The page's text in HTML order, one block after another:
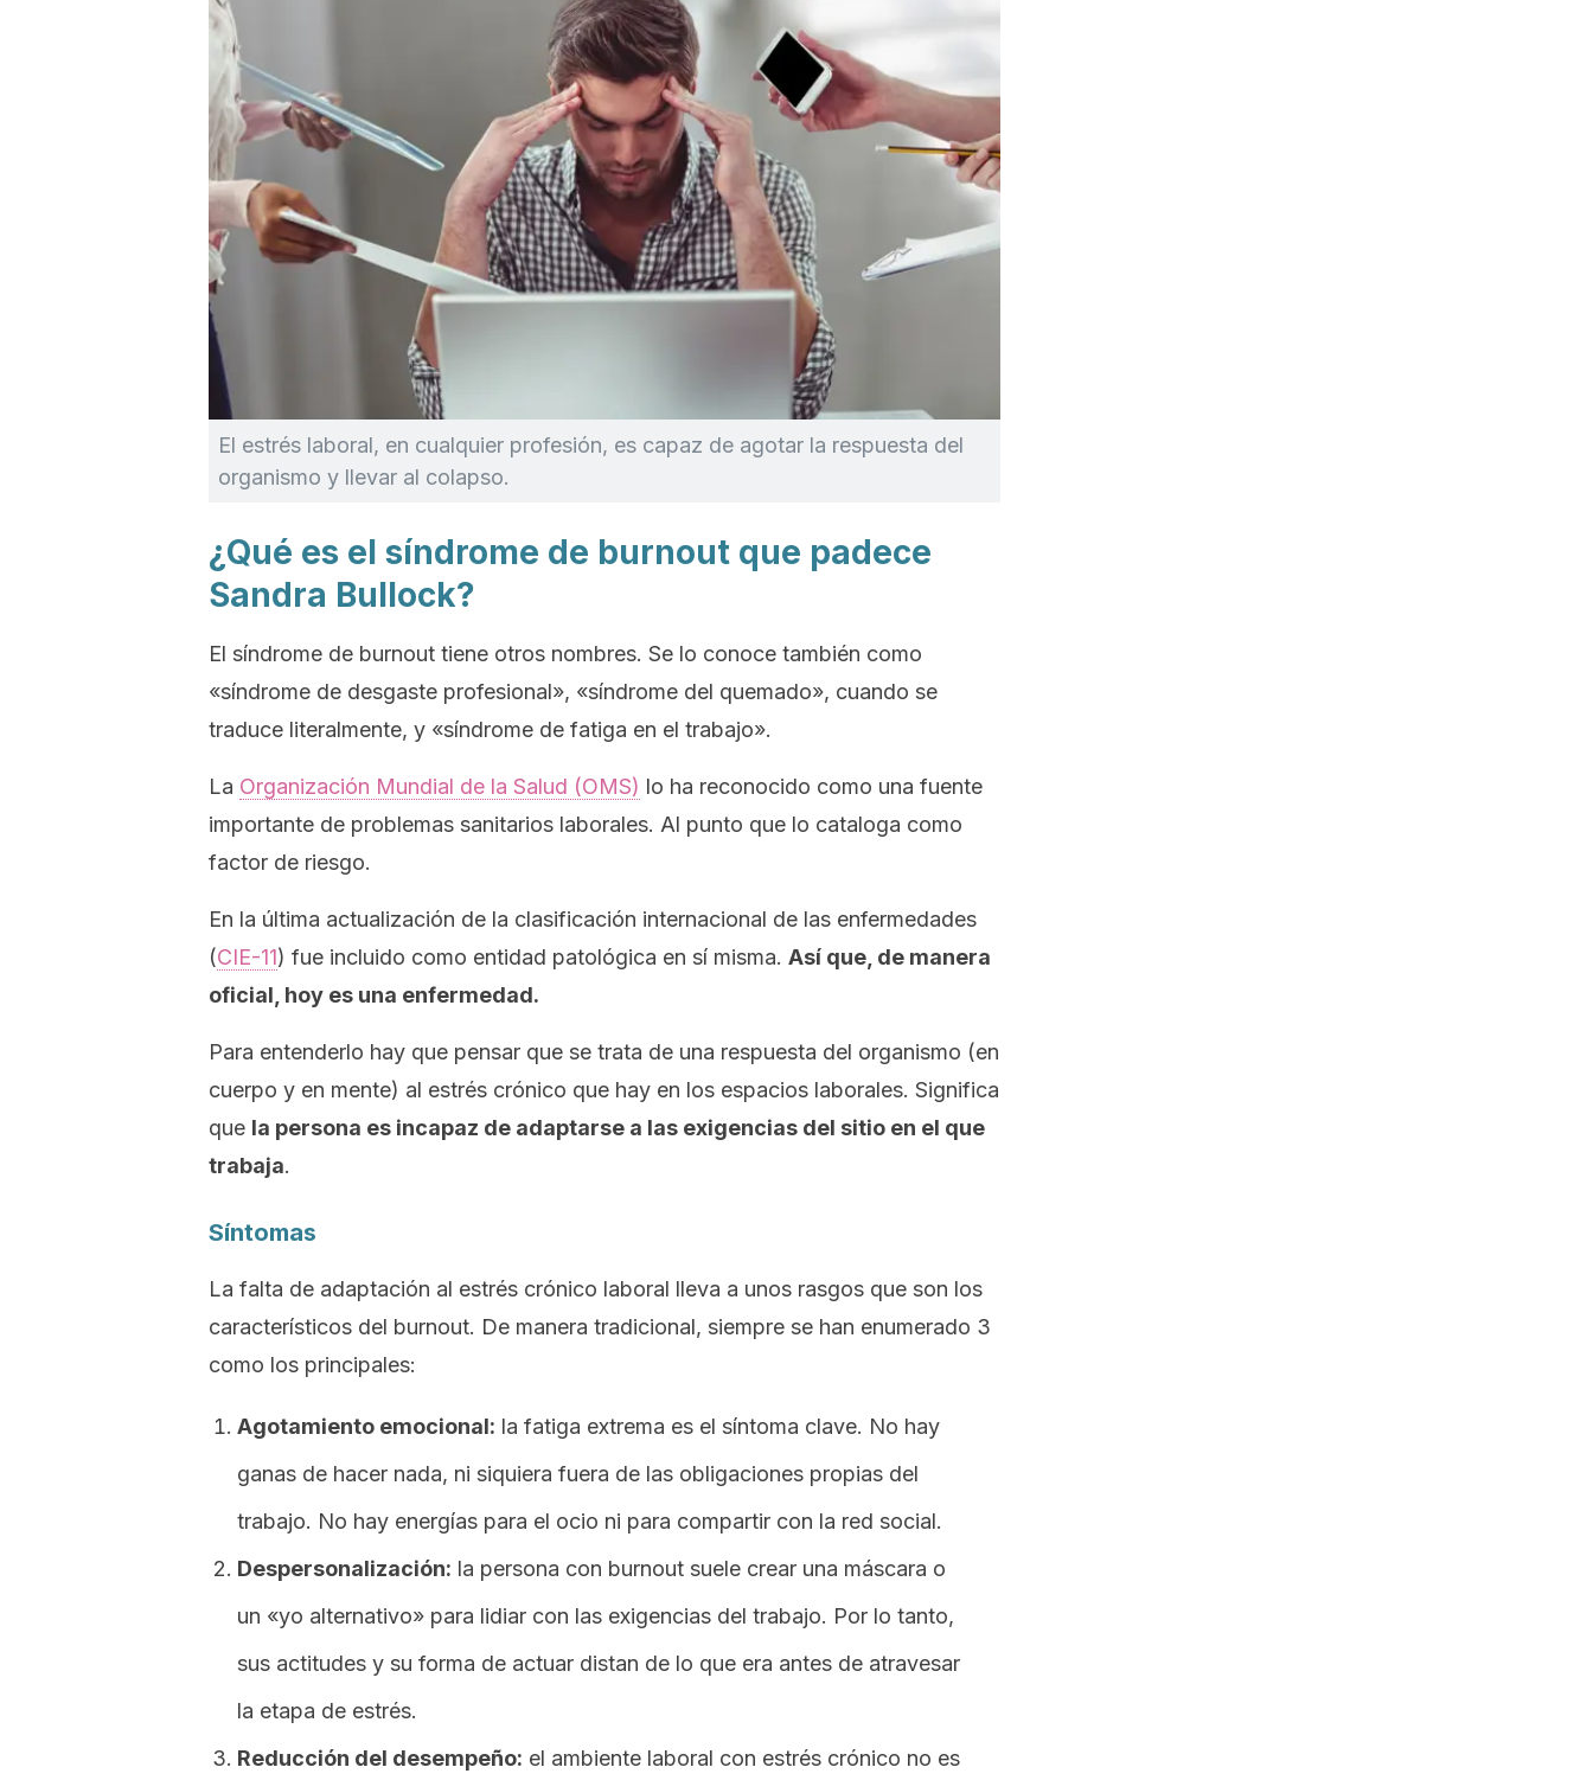
El estrés laboral, en cualquier profesión, es capaz de agotar la respuesta del
organismo y llevar al colapso.
¿Qué es el síndrome de burnout que padece
Sandra Bullock?
El síndrome de burnout tiene otros nombres. Se lo conoce también como
«síndrome de desgaste profesional», «síndrome del quemado», cuando se
traduce literalmente, y «síndrome de fatiga en el trabajo».
La Organización Mundial de la Salud (OMS) lo ha reconocido como una fuente
importante de problemas sanitarios laborales. Al punto que lo cataloga como
factor de riesgo.
En la última actualización de la clasificación internacional de las enfermedades
(CIE-11) fue incluido como entidad patológica en sí misma. Así que, de manera
oficial, hoy es una enfermedad.
Para entenderlo hay que pensar que se trata de una respuesta del organismo (en
cuerpo y en mente) al estrés crónico que hay en los espacios laborales. Significa
que la persona es incapaz de adaptarse a las exigencias del sitio en el que
trabaja.
Síntomas
La falta de adaptación al estrés crónico laboral lleva a unos rasgos que son los
característicos del burnout. De manera tradicional, siempre se han enumerado 3
como los principales:
Agotamiento emocional: la fatiga extrema es el síntoma clave. No hay
ganas de hacer nada, ni siquiera fuera de las obligaciones propias del
trabajo. No hay energías para el ocio ni para compartir con la red social.
Despersonalización: la persona con burnout suele crear una máscara o
un «yo alternativo» para lidiar con las exigencias del trabajo. Por lo tanto,
sus actitudes y su forma de actuar distan de lo que era antes de atravesar
la etapa de estrés.
Reducción del desempeño: el ambiente laboral con estrés crónico no es